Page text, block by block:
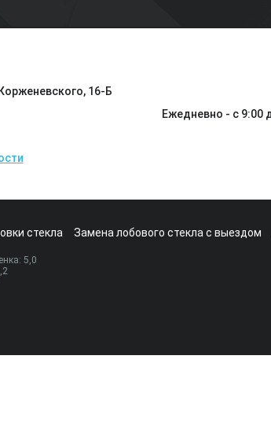
16-Б
Ежедневно - с 9:00
стекла Замена лобового стекла с выездом
5,0